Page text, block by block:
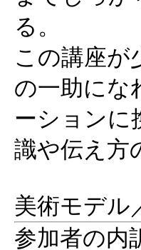
る。
この講座が
の一助にな
ーションに
識や伝え方
美術モデル
参加者の内